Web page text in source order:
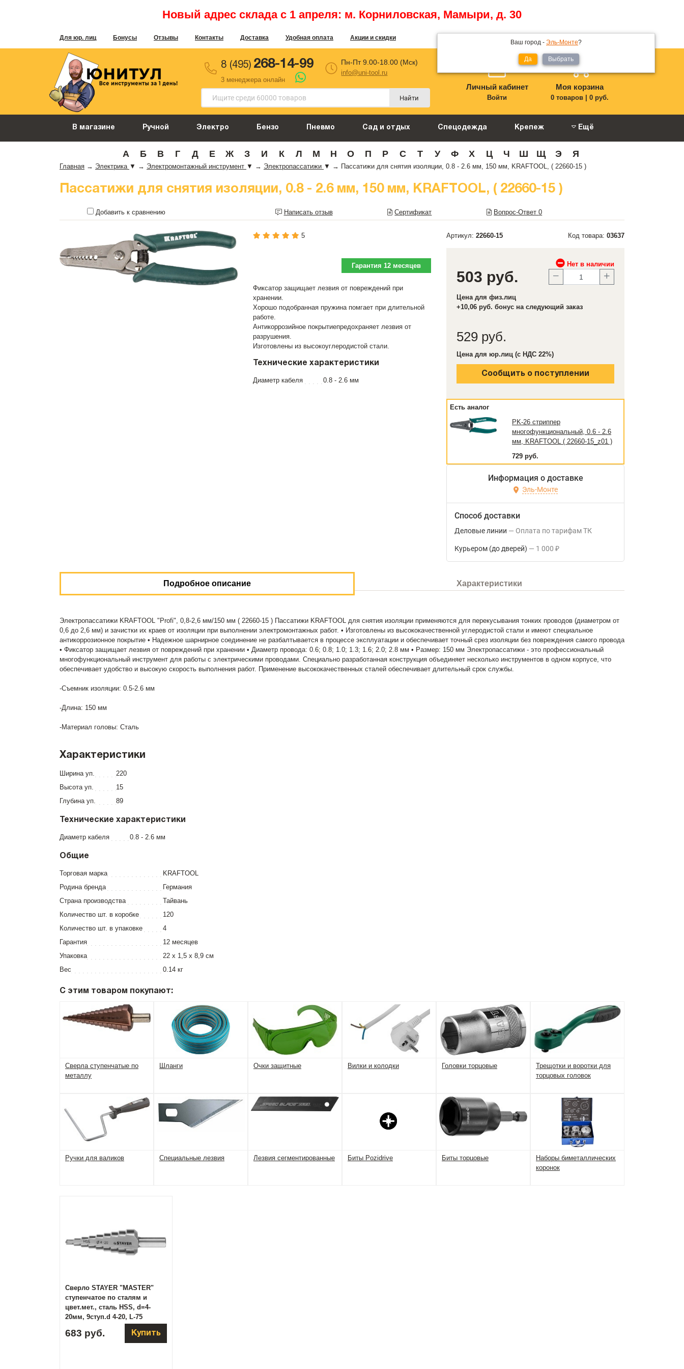
Новый адрес склада с 1 апреля: м. Корниловская, Мамыри, д. 30
Для юр. лиц Бонусы Отзывы Контакты Доставка Удобная оплата Акции и скидки
Ваш город - Эль-Монте?
Да Выбрать
8 (495) 268-14-99
3 менеджера онлайн
Пн-Пт 9.00-18.00 (Мск)
info@uni-tool.ru
Найти
Личный кабинет
Войти
Моя корзина
0 товаров| 0 руб.
В магазине Ручной Электро Бензо Пневмо Сад и отдых Спецодежда Крепеж Ещё
А Б В Г Д Е Ж З И К Л М Н О П Р С Т У Ф Х Ц Ч Ш Щ Э Я
Главная → Электрика ▼ → Электромонтажный инструмент ▼ → Электропассатижи ▼ → Пассатижи для снятия изоляции, 0.8 - 2.6 мм, 150 мм, KRAFTOOL, ( 22660-15 )
Пассатижи для снятия изоляции, 0.8 - 2.6 мм, 150 мм, KRAFTOOL, ( 22660-15 )
Добавить к сравнению Написать отзыв Сертификат Вопрос-Ответ0
5 Артикул: 22660-15 Код товара: 03637
Гарантия 12 месяцев
Фиксатор защищает лезвия от повреждений при
хранении.
Хорошо подобранная пружина помгает при длительной
работе.
Антикоррозийное покрытиепредохраняет лезвия от
разрушения.
Изготовлены из высокоуглеродистой стали.
Технические характеристики
Диаметр кабеля 0.8 - 2.6 мм
Нет в наличии
503 руб.
Цена для физ.лиц
+10,06 руб. бонус на следующий заказ
529 руб.
Цена для юр.лиц (с НДС 22%)
Сообщить о поступлении
Есть аналог
PK-26 стриппер
многофункциональный, 0.6 - 2.6
мм, KRAFTOOL ( 22660-15_z01 )
729 руб.
Информация о доставке
Эль-Монте
Способ доставки
Деловые линии Оплата по тарифам ТК
Курьером (до дверей) 1 000 ₽
Подробное описание Характеристики
Электропассатижи KRAFTOOL "Profi", 0,8-2,6 мм/150 мм ( 22660-15 ) Пассатижи KRAFTOOL для снятия изоляции применяются для перекусывания тонких проводов (диаметром от
0,6 до 2,6 мм) и зачистки их краев от изоляции при выполнении электромонтажных работ. • Изготовлены из высококачественной углеродистой стали и имеют специальное
антикоррозионное покрытие • Надежное шарнирное соединение не разбалтывается в процессе эксплуатации и обеспечивает точный срез изоляции без повреждения самого провода
• Фиксатор защищает лезвия от повреждений при хранении • Диаметр провода: 0.6; 0.8; 1.0; 1.3; 1.6; 2.0; 2.8 мм • Размер: 150 мм Электропассатижи - это профессиональный
многофункциональный инструмент для работы с электрическими проводами. Специально разработанная конструкция объединяет несколько инструментов в одном корпусе, что
обеспечивает удобство и высокую скорость выполнения работ. Применение высококачественных сталей обеспечивает длительный срок службы.
-Съемник изоляции: 0.5-2.6 мм
-Длина: 150 мм
-Материал головы: Сталь
Характеристики
Ширина уп.
220
Высота уп.
15
Глубина уп.
89
Технические характеристики
Диаметр кабеля 0.8 - 2.6 мм
Общие
Торговая марка
KRAFTOOL
Родина бренда
Германия
Страна производства
Тайвань
Количество шт. в коробке
120
Количество шт. в упаковке
4
Гарантия
12 месяцев
Упаковка
22 x 1,5 x 8,9 см
Вес
0.14 кг
С этим товаром покупают:
Сверла ступенчатые по
металлу
Шланги Очки защитные Вилки и колодки Головки торцовые
Трещотки и воротки для
торцовых головок
Ручки для валиков Специальные лезвия Лезвия сегментированные Биты Pozidrive Биты торцовые
Наборы биметаллических
коронок
Сверло STAYER "MASTER"
ступенчатое по сталям и
цвет.мет., сталь HSS, d=4-
20мм, 9ступ.d 4-20, L-75
29660-4-20-9 )
683 руб. Купить